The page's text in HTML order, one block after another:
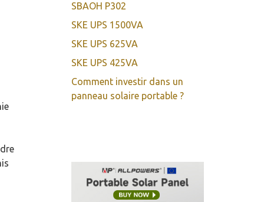
SBAOH P302
SKE UPS 1500VA
SKE UPS 625VA
SKE UPS 425VA
Comment investir dans un
panneau solaire portable ?